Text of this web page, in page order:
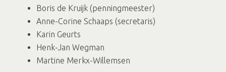
Boris de Kruijk (penningmeester)
Anne-Corine Schaaps (secretaris)
Karin Geurts
Henk-Jan Wegman
Martine Merkx-Willemsen